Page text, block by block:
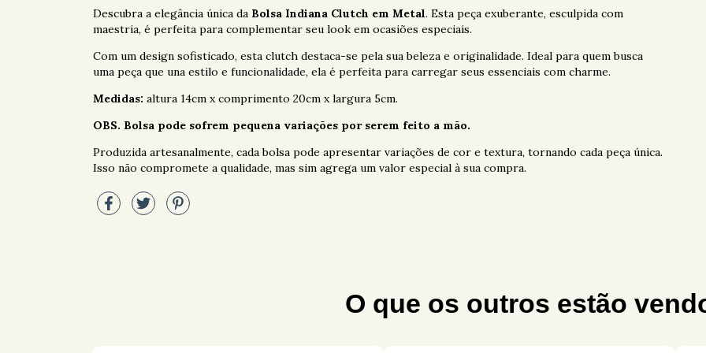
Descubra a elegância única da Bolsa Indiana Clutch em Metal. Esta peça exuberante, esculpida com
maestria, é perfeita para complementar seu look em ocasiões especiais.
Com um design sofisticado, esta clutch destaca-se pela sua beleza e originalidade. Ideal para quem busca
uma peça que una estilo e funcionalidade, ela é perfeita para carregar seus essenciais com charme.
Medidas: altura 14cm x comprimento 20cm x largura 5cm.
OBS. Bolsa pode sofrem pequena variações por serem feito a mão.
Produzida artesanalmente, cada bolsa pode apresentar variações de cor e textura, tornando cada peça única.
Isso não compromete a qualidade, mas sim agrega um valor especial à sua compra.
O que os outros estão